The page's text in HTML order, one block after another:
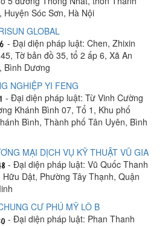
Sóc Sơn, Hà Nội
GLOBAL
- Đại diện pháp luật: Chen, Zhixin
Tờ bản đồ 35, tổ 2 ấp 6, Xã An
Bình Dương
NGHIỆP YI FENG
- Đại diện pháp luật: Từ Vinh Cường
Khánh Bình 07, Tổ 1, Khu phố
Bình, Thành phố Tân Uyên, Bình
MẠI DỊCH VỤ KỸ THUẬT VŨ GIA
- Đại diện pháp luật: Vũ Quốc Thanh
Dật, Phường Tây Thạnh, Quận
CƯ PHÚ MỸ LÔ B
- Đại diện pháp luật: Phan Thanh